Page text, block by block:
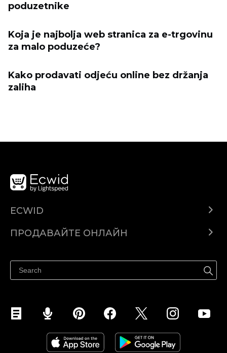
poduzetnike
Koja je najbolja web stranica za e-trgovinu
za malo poduzeće?
Kako prodavati odjeću online bez držanja
zaliha
ECWID
Помощен център
ПРОДАВАЙТЕ ОНЛАЙН
Продавайте във Facebook
Продавайте в Instagram